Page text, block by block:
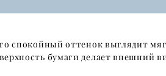
спокойный оттенок выглядит
бумаги делает внешний